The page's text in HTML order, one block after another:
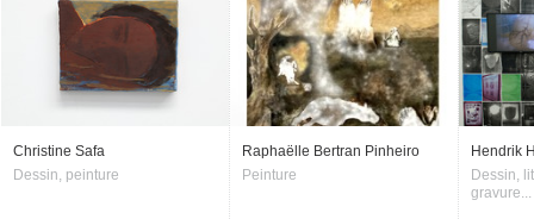
Christine Safa
Dessin, peinture
Raphaëlle Bertran Pinheiro
Peinture
Hendrik
Dessin,
gravure...